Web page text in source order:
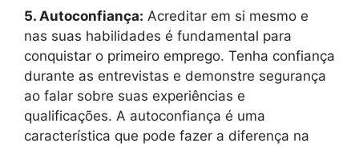
5. Autoconfiança: Acreditar em si mesmo e
nas suas habilidades é fundamental para
conquistar o primeiro emprego. Tenha confiança
durante as entrevistas e demonstre segurança
ao falar sobre suas experiências e
qualificações. A autoconfiança é uma
característica que pode fazer a diferença na